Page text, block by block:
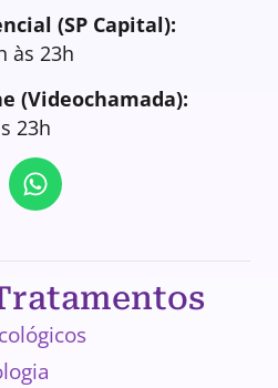
(SP Capital):
às 23h
(Videochamada):
23h